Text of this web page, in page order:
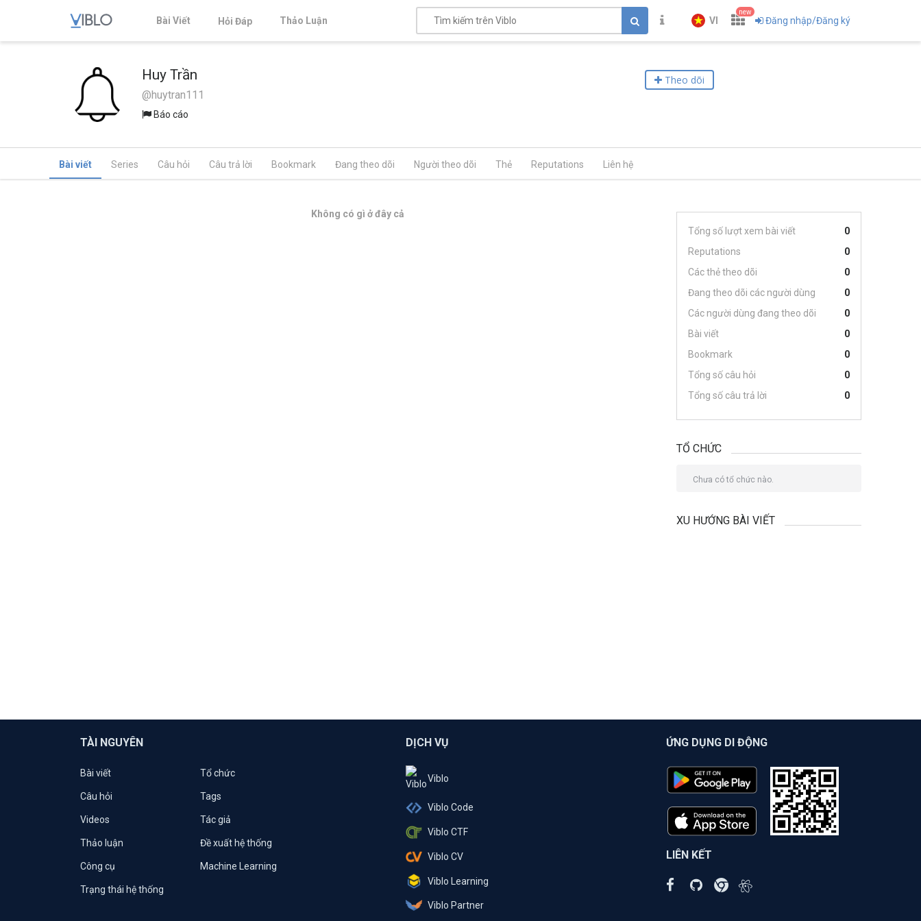
Bài Viết Hỏi Đáp Thảo Luận VI
new
Đăng nhập/Đăng ký
Huy Trần
@huytran111
Báo cáo
Theo dõi
Bài viết Series Câu hỏi Câu trả lời Bookmark Đang theo dõi Người theo dõi Thẻ Reputations Liên hệ
Không có gì ở đây cả
Tổng số lượt xem bài viết
0
Reputations
0
Các thẻ theo dõi
0
Đang theo dõi các người dùng
0
Các người dùng đang theo dõi
0
Bài viết
0
Bookmark
0
Tổng số câu hỏi
0
Tổng số câu trả lời
0
TỔ CHỨC
Chưa có tổ chức nào.
XU HƯỚNG BÀI VIẾT
TÀI NGUYÊN
Bài viết Tổ chức
Câu hỏi Tags
Videos Tác giả
Thảo luận Đề xuất hệ thống
Công cụ Machine Learning
Trạng thái hệ thống
DỊCH VỤ
Viblo
Viblo Code
Viblo CTF
Viblo CV
Viblo Learning
Viblo Partner
ỨNG DỤNG DI ĐỘNG
LIÊN KẾT